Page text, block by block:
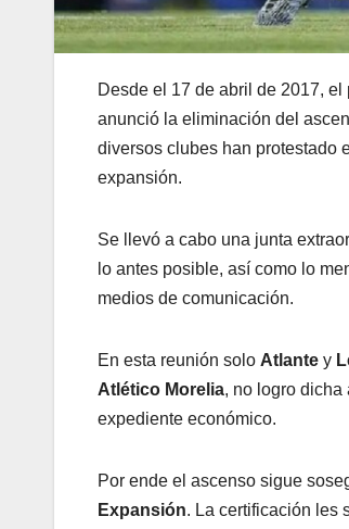
Desde el 17 de abril de 2017,
anunció la eliminación del
diversos clubes han protestado
expansión.
Se llevó a cabo una junta
lo antes posible, así como lo
medios de comunicación.
En esta reunión solo Atlante y
Atlético Morelia, no logro dicha
expediente económico.
Por ende el ascenso sigue
Expansión. La certificación les